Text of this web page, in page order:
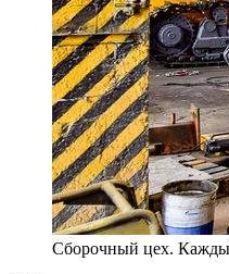
Сборочный цех.